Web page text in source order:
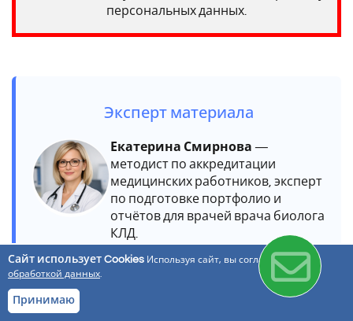
персональных данных.
Эксперт материала
Екатерина Смирнова —
методист по аккредитации
медицинских работников, эксперт
по подготовке портфолио и
отчётов для врачей врача биолога
КЛД.
10+ лет опыта в сопровождении
периодической аккредитации
Работа по профстандарту
Сайт использует Cookies Используя сайт, вы соглашаетесь с
обработкой данных.
Принимаю